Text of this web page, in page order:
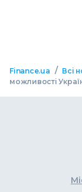
Finance.ua / Всі
можливості